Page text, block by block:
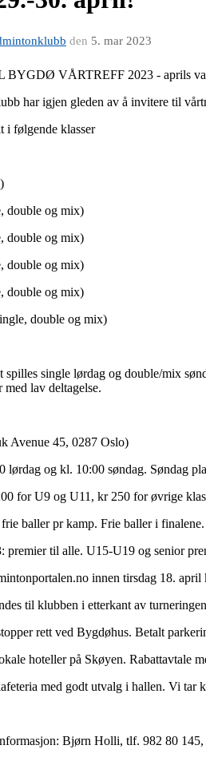
den 5. mar 2023
VÅRTREFF 2023 - aprils
har igjen gleden av å invitere til
i følgende klasser
double og mix)
double og mix)
double og mix)
double og mix)
double og mix)
spilles single lørdag og double/mix
med lav deltagelse.
Avenue 45, 0287 Oslo)
lørdag og kl. 10:00 søndag. Søndag
for U9 og U11, kr 250 for øvrige
baller pr kamp. Frie baller i
til alle. U15-U19 og senior
innen tirsdag 18. april
til klubben i etterkant av
rett ved Bygdøhus. Betalt
hoteller på Skøyen. Rabattavtale
med godt utvalg i hallen. Vi tar
Bjørn Holli, tlf. 982 80